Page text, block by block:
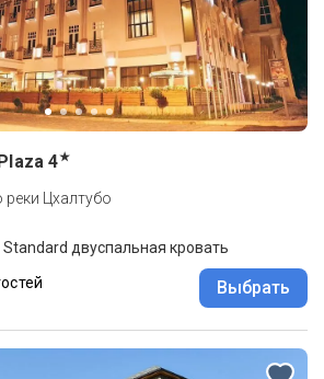
4★
реки Цхалтубо
двуспальная кровать
Выбрать